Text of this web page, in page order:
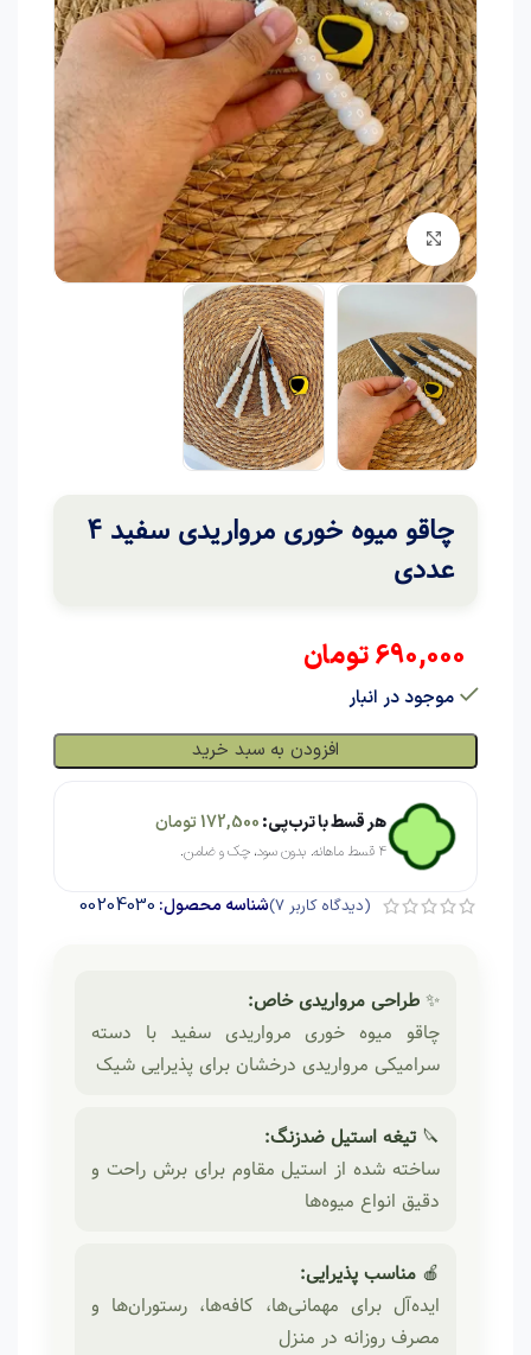
برای بزرگنمایی کلیک کنید
چاقو میوه خوری مرواریدی سفید 4
عددی
690,000تومان
موجود در انبار
افزودن به سبد خرید
هر قسط با ترب‌پی:172,500تومان
۴ قسط ماهانه. بدون سود، چک و ضامن.
(دیدگاه کاربر 7
)شناسه محصول: 00204030
✨ طراحی مرواریدی خاص:
چاقو میوه خوری مرواریدی سفید با دسته
سرامیکی مرواریدی درخشان برای پذیرایی شیک
🔪 تیغه استیل ضدزنگ:
ساخته شده از استیل مقاوم برای برش راحت و
دقیق انواع میوه‌ها
🍎 مناسب پذیرایی:
ایده‌آل برای مهمانی‌ها، کافه‌ها، رستوران‌ها و
مصرف روزانه در منزل